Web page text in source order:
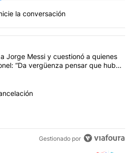
la conversación
con más comentarios en los
el título "Milei despidió a Jorge
Jorge Messi y cuestionó a quienes
“Da vergüenza pensar que hubo
el título "Canciller de cancelación"
Gestionado por